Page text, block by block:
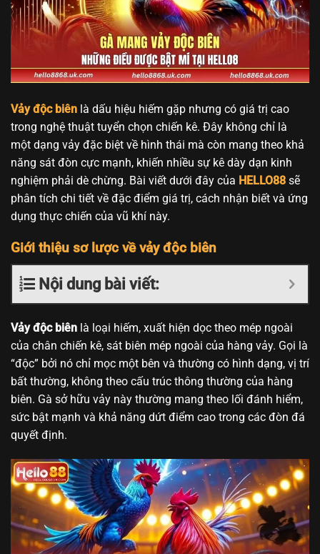
Vảy độc biên là dấu hiệu hiếm gặp nhưng có giá trị cao
trong nghệ thuật tuyển chọn chiến kê. Đây không chỉ là
một dạng vảy đặc biệt về hình thái mà còn mang theo khả
năng sát đòn cực mạnh, khiến nhiều sự kê dày dạn kinh
nghiệm phải dè chừng. Bài viết dưới đây của HELLO88 sẽ
phân tích chi tiết về đặc điểm giá trị, cách nhận biết và ứng
dụng thực chiến của vũ khí này.
Giới thiệu sơ lược về vảy độc biên
Nội dung bài viết:
Vảy độc biên là loại hiếm, xuất hiện dọc theo mép ngoài
của chân chiến kê, sát biên mép ngoài của hàng vảy. Gọi là
“độc” bởi nó chỉ mọc một bên và thường có hình dạng, vị trí
bất thường, không theo cấu trúc thông thường của hàng
biên. Gà sở hữu vảy này thường mang theo lối đánh hiểm,
sức bật mạnh và khả năng dứt điểm cao trong các đòn đá
quyết định.